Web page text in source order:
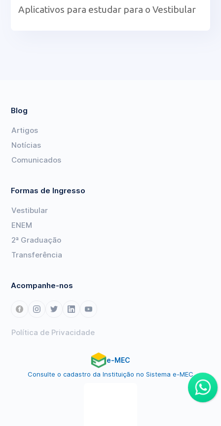
Aplicativos para estudar para o Vestibular
Blog
Artigos
Notícias
Comunicados
Formas de Ingresso
Vestibular
ENEM
2ª Graduação
Transferência
Acompanhe-nos
Política de Privacidade
e-MEC
Consulte o cadastro da Instituição no Sistema e-MEC